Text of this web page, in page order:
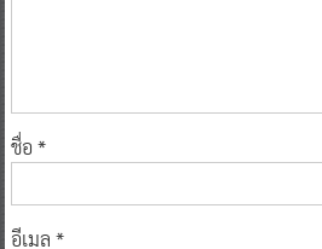
ชื่อ *
อีเมล *